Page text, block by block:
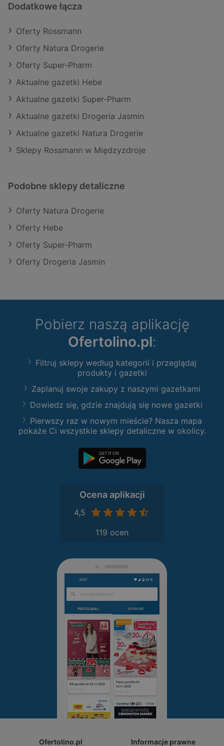
Dodatkowe łącza
Oferty Rossmann
Oferty Natura Drogerie
Oferty Super-Pharm
Aktualne gazetki Hebe
Aktualne gazetki Super-Pharm
Aktualne gazetki Drogeria Jasmin
Aktualne gazetki Natura Drogerie
Sklepy Rossmann w Międzyzdroje
Podobne sklepy detaliczne
Oferty Natura Drogerie
Oferty Hebe
Oferty Super-Pharm
Oferty Drogeria Jasmin
Pobierz naszą aplikację
Ofertolino.pl:
Filtruj sklepy według kategorii i przeglądaj
produkty i gazetki
Zaplanuj swoje zakupy z naszymi gazetkami
Dowiedz się, gdzie znajdują się nowe gazetki
Pierwszy raz w nowym mieście? Nasza mapa
pokaże Ci wszystkie sklepy detaliczne w okolicy.
Ocena aplikacji
4,5
119 ocen
Ofertolino.pl Informacje prawne